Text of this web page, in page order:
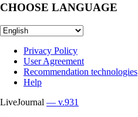
CHOOSE LANGUAGE
Privacy Policy
User Agreement
Recommendation technologies
Help
LiveJournal — v.931